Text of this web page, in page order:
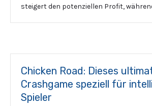
steigert den potenziellen Profit,
Chicken Road: Dieses
Crashgame speziell für
Spieler